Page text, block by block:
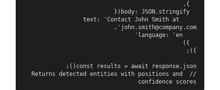
    text: 'Contact John Smith at
// Returns detected entities with positions and
confidence scores